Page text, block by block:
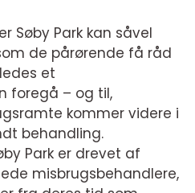
Søby Park kan såvel
de pårørende få råd
et
foregå – og til,
kommer videre i
behandling.
Park er drevet af
misbrugsbehandlere,